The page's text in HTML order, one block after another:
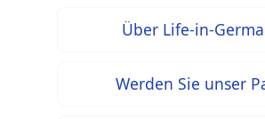
Über Life-in-
Werden Sie unser